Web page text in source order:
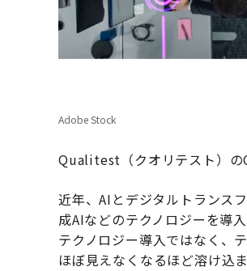
Adobe Stock
Qualitest（クオリテスト）の
近年、AIとデジタルトランス
成AIなどのテクノロジーを導
テクノロジー導入ではなく、
ほぼ見えなくなるほど溶け込